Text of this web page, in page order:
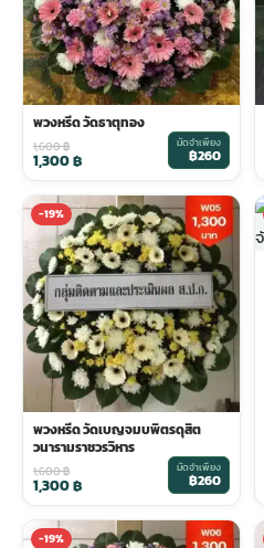
พวงหรีด วัดธาตุทอง
1,600฿
1,300฿
มัดจำเพียง
฿260
-19%
พวงหรีด วัดเบญจมบพิตรดุสิต
วนารามราชวรวิหาร
1,600฿
1,300฿
มัดจำเพียง
฿260
-19%